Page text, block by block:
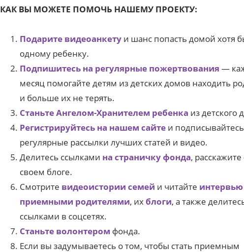
КАК ВЫ МОЖЕТЕ ПОМОЧЬ НАШЕМУ ПРОЕКТУ:
Подарите видеоанкету и шанс попасть домой хотя
одному ребенку.
Подпишитесь на регулярные пожертвования —
месяц помогайте детям из детских домов находить
и больше их не терять.
Станьте Ангелом-Хранителем ребенка из детского
Регистрируйтесь на нашем сайте и
регулярные рассылки лучших статей и видео.
Делитесь ссылками на страничку фонда,
своем блоге.
Смотрите видеоистории семей и читайте интервью
приемными родителями, ихблоги, а также
ссылками в соцсетях.
Станьте волонтером фонда.
Если вы задумываетесь о том, чтобы стать приемным